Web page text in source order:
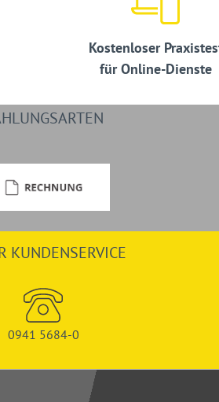
Kostenloser
für Online-Dienste
KUNDENSERVICE
0941 5684-0